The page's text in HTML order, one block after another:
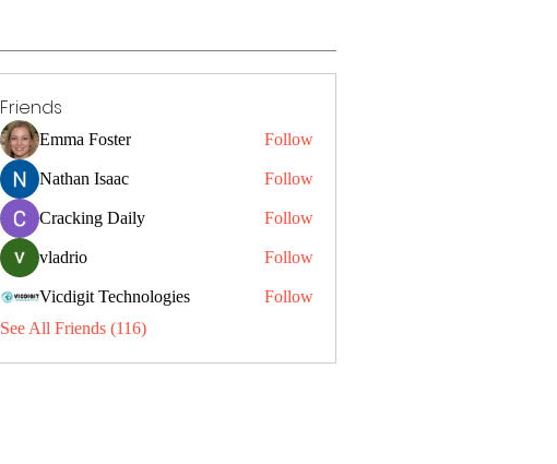
Friends
Emma Foster Follow
Nathan Isaac Follow
Cracking Daily Follow
vladrio Follow
Vicdigit Technologies
Follow
See All Friends (116)